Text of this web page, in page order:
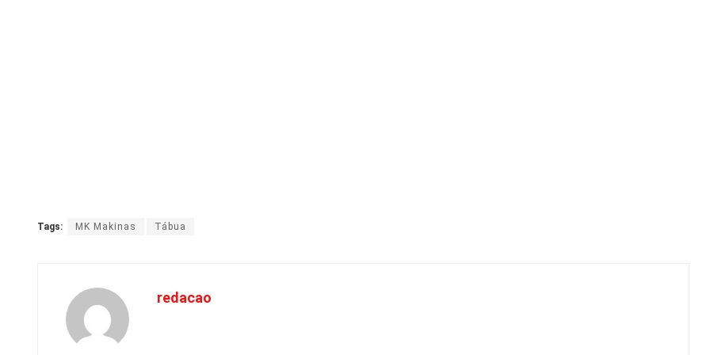
Tags: MK Makinas Tábua
redacao